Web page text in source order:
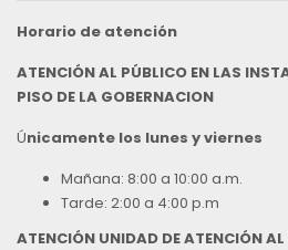
Horario de atención
ATENCIÓN AL PÚBLICO EN LAS
PISO DE LA GOBERNACION
Únicamente los lunes y viernes
Mañana: 8:00 a 10:00 a.m.
Tarde: 2:00 a 4:00 p.m
ATENCIÓN UNIDAD DE ATENCIÓN